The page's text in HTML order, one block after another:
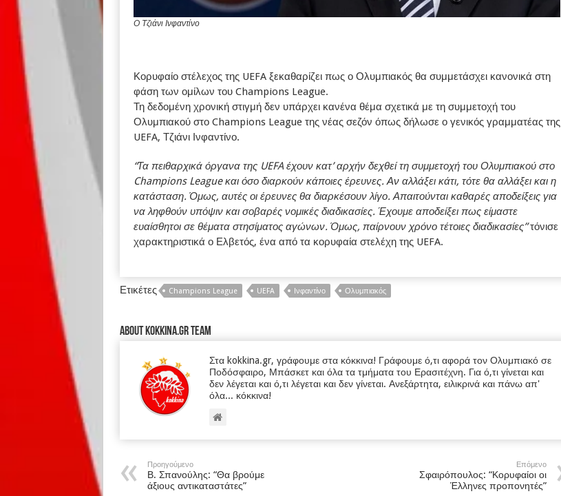
Ο Τζιάνι Ινφαντίνο
Κορυφαίο στέλεχος της UEFA ξεκαθαρίζει πως ο Ολυμπιακός θα συμμετάσχει κανονικά στη
φάση των ομίλων του Champions League.
Τη δεδομένη χρονική στιγμή δεν υπάρχει κανένα θέμα σχετικά με τη συμμετοχή του
Ολυμπιακού στο Champions League της νέας σεζόν όπως δήλωσε ο γενικός γραμματέας της
UEFA, Τζιάνι Ινφαντίνο.
“Τα πειθαρχικά όργανα της UEFA έχουν κατ’ αρχήν δεχθεί τη συμμετοχή του Ολυμπιακού στο
Champions League και όσο διαρκούν κάποιες έρευνες. Αναλλάξει κάτι, τότε θα αλλάξει και η
κατάσταση. Όμως, αυτές οι έρευνες θα διαρκέσουν λίγο. Απαιτούνται καθαρές αποδείξεις για
να ληφθούν υπόψιν και σοβαρές νομικές διαδικασίες. Έχουμε αποδείξει πως είμαστε
ευαίσθητοι σε θέματα στησίματος αγώνων. Όμως, παίρνουν χρόνο τέτοιες διαδικασίες”τόνισε
χαρακτηριστικά ο Ελβετός, ένα από τα κορυφαία στελέχη της UEFA.
Ετικέτες Champions League UEFA Ινφαντίνο Ολυμπιακός
About kokkina.gr TEAM
Στα kokkina.gr, γράφουμε στα κόκκινα! Γράφουμε ό,τι αφορά τον Ολυμπιακό σε
Ποδόσφαιρο, Μπάσκετ και όλα τα τμήματα του Ερασιτέχνη. Για ό,τι γίνεται και
δεν λέγεται και ό,τι λέγεται και δεν γίνεται. Ανεξάρτητα, ειλικρινά και πάνω απ'
όλα... κόκκινα!
Προηγούμενο
Β. Σπανούλης: “Θα βρούμε
άξιους αντικαταστάτες”
Επόμενο
Σφαιρόπουλος: “Κορυφαίοι οι
Έλληνες προπονητές”